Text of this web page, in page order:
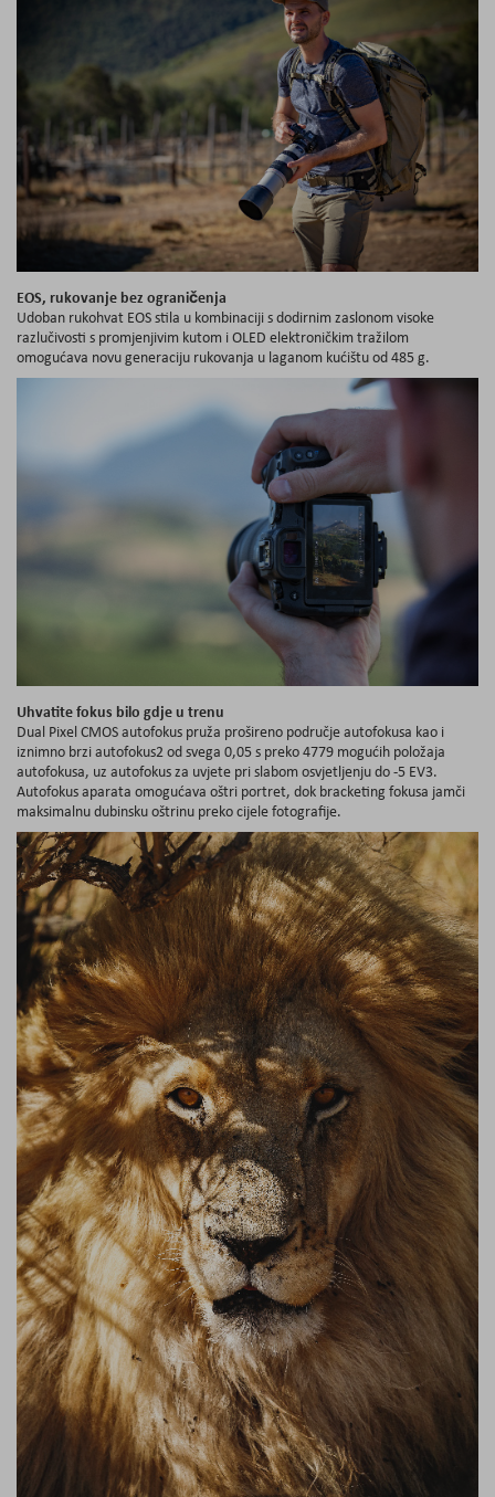
EOS, rukovanje bez ograničenja
Udoban rukohvat EOS stila u kombinaciji s dodirnim zaslonom visoke
razlučivosti s promjenjivim kutom i OLED elektroničkim tražilom
omogućava novu generaciju rukovanja u laganom kućištu od 485 g.
Uhvatite fokus bilo gdje u trenu
Dual Pixel CMOS autofokus pruža prošireno područje autofokusa kao i
iznimno brzi autofokus2 od svega 0,05 s preko 4779 mogućih položaja
autofokusa, uz autofokus za uvjete pri slabom osvjetljenju do -5 EV3.
Autofokus aparata omogućava oštri portret, dok bracketing fokusa jamči
maksimalnu dubinsku oštrinu preko cijele fotografije.